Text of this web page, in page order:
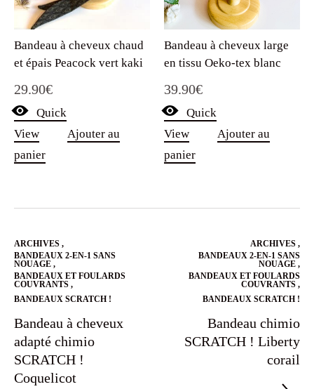
Bandeau à cheveux chaud
et épais Peacock vert kaki
29.90€
Quick
View
Ajouter au
panier
Bandeau à cheveux large
en tissu Oeko-tex blanc
39.90€
Quick
View
Ajouter au
panier
ARCHIVES ,
BANDEAUX 2-EN-1 SANS
NOUAGE ,
BANDEAUX ET FOULARDS
COUVRANTS ,
BANDEAUX SCRATCH !
Bandeau à cheveux
adapté chimio
SCRATCH !
Coquelicot
ARCHIVES ,
BANDEAUX 2-EN-1 SANS
NOUAGE ,
BANDEAUX ET FOULARDS
COUVRANTS ,
BANDEAUX SCRATCH !
Bandeau chimio
SCRATCH ! Liberty
corail